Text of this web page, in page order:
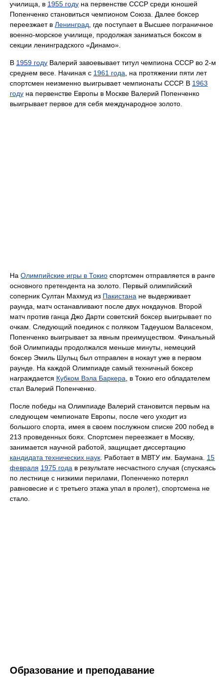
училища, в 1955 году на первенстве СССР среди юношей
Попенченко становиться чемпионом Союза. Далее боксер
переезжает в Ленинград , где поступает в Высшее пограничное
военно-морское училище, продолжая заниматься боксом в
секции ленинградского «Динамо».
В 1959 году Валерий завоевывает титул чемпиона СССР во 2-м
среднем весе. Начиная с 1961 года , на протяжении пяти лет
спортсмен неизменно выигрывает чемпионаты СССР. В 1963
году на первенстве Европы в Москве Валерий Попенченко
выигрывает первое для себя международное золото.
На Олимпийские игры в Токио спортсмен отправляется в ранге
основного претендента на золото. Первый олимпийский
соперник Султан Махмуд из Пакистана не выдерживает
раунда, матч останавливают после двух нокдаунов. Второй
матч против ганца Джо Дарти советский боксер выигрывает по
очкам. Следующий поединок с поляком Тадеушом Валасеком,
Попенченко выигрывает за явным преимуществом. Финальный
бой Олимпиады продолжался меньше минуты, немецкий
боксер Эмиль Шульц был отправлен в нокаут уже в первом
раунде. На каждой Олимпиаде самый техничный боксер
награждается Кубком Вэла Баркера , в Токио его обладателем
стал Валерий Попенченко.
После победы на Олимпиаде Валерий становится первым на
следующем чемпионате Европы, после чего уходит из
большого спорта, имея в своем послужном списке 200 побед в
213 проведенных боях. Спортсмен переезжает в Москву,
занимается научной работой, защищает диссертацию
кандидата технических наук . Работает в МВТУ им. Баумана. 15
февраля 1975 года в результате несчастного случая (спускаясь
по лестнице с низкими перилами, Попенченко потерял
равновесие и с третьего этажа упал в пролет), спортсмена не
стало.
Образование и преподавание